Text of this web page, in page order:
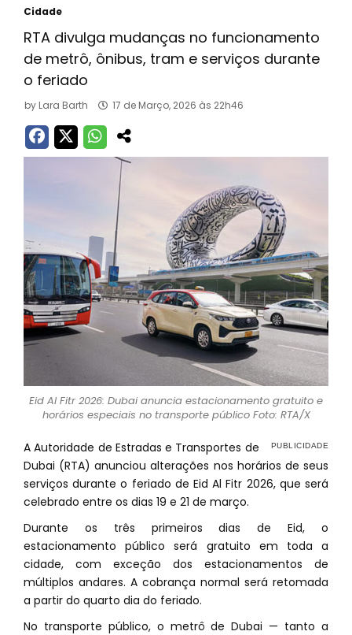
Cidade
RTA divulga mudanças no funcionamento
de metrô, ônibus, tram e serviços durante
o feriado
by Lara Barth 17 de Março, 2026 às 22h46
Eid Al Fitr 2026: Dubai anuncia estacionamento gratuito e
horários especiais no transporte público Foto: RTA/X
A Autoridade de Estradas e Transportes de
Dubai (RTA) anunciou alterações nos horários de seus
serviços durante o feriado de Eid Al Fitr 2026, que será
celebrado entre os dias 19 e 21 de março.
Durante os três primeiros dias de Eid, o
estacionamento público será gratuito em toda a
cidade, com exceção dos estacionamentos de
múltiplos andares. A cobrança normal será retomada
a partir do quarto dia do feriado.
No transporte público, o metrô de Dubai — tanto a